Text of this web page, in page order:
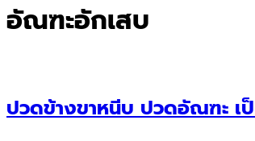
อัณฑะอักเสบ
ปวดข้างขาหนีบ ปวดอัณฑะ เป็